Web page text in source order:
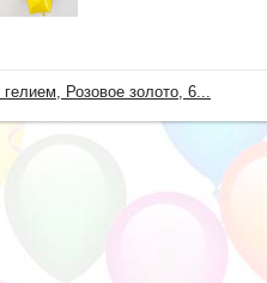
Розовое золото, 6...